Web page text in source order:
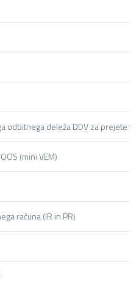
odbitnega deleža DDV za prejete
(mini VEM)
računa (IR in PR)